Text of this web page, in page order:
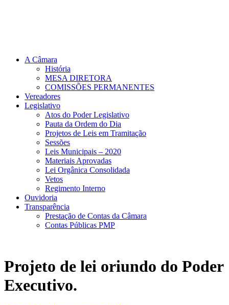
A Câmara
História
MESA DIRETORA
COMISSÕES PERMANENTES
Vereadores
Legislativo
Atos do Poder Legislativo
Pauta da Ordem do Dia
Projetos de Leis em Tramitação
Sessões
Leis Municipais – 2020
Materiais Aprovadas
Lei Orgânica Consolidada
Vetos
Regimento Interno
Ouvidoria
Transparência
Prestação de Contas da Câmara
Contas Públicas PMP
Projeto de lei oriundo do Poder
Executivo.